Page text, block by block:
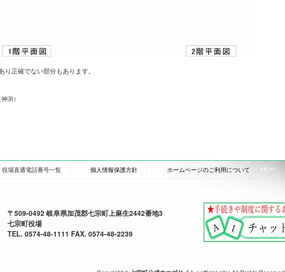
正確でない部分もあります。
渕）
役場直通電話番号一覧 個人情報保護方針 ホームページのご利用について
〒509-0492 岐阜県加茂郡七宗町上麻生2442番地3
七宗町役場
TEL. 0574-48-1111 FAX. 0574-48-2239